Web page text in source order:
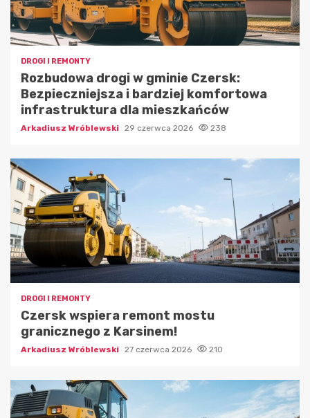
DROGI I REMONTY
Rozbudowa drogi w gminie Czersk:
Bezpieczniejsza i bardziej komfortowa
infrastruktura dla mieszkańców
Arkadiusz Wróblewski 29 czerwca 2026 238
DROGI I REMONTY
Czersk wspiera remont mostu
granicznego z Karsinem!
Arkadiusz Wróblewski 27 czerwca 2026 210